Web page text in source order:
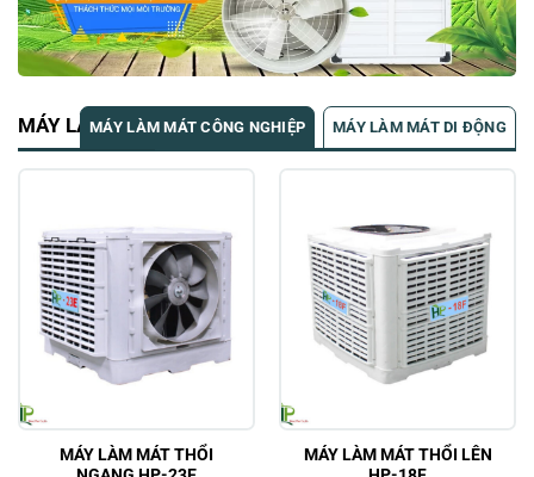
MÁY LÀM MÁTMÁY LÀM MÁT CÔNG NGHIỆP MÁY LÀM MÁT DI ĐỘNG
MÁY LÀM MÁT THỔI
MÁY LÀM MÁT THỔI LÊN